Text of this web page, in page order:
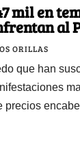
mil en
al
ORILLAS
que han
precios